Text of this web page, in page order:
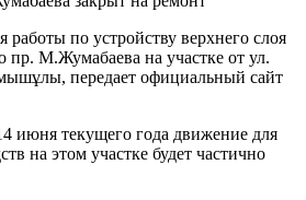
по устройству верхнего слоя
пр. М.Жумабаева на участке от ул.
передает официальный сайт
июня текущего года движение для
на этом участке будет частично